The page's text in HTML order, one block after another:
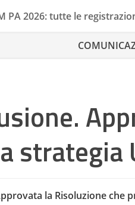
PA 2026: tutte le
strategia
la Risoluzione che